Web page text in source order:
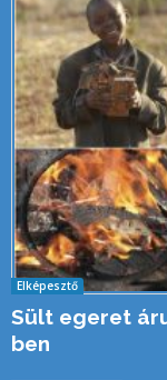
Elképesztő
Sült egeret
ben